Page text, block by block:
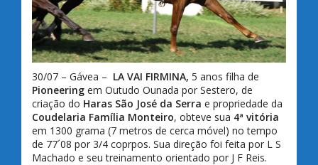
30/07 – Gávea – LA VAI FIRMINA, 5 anos filha de
Pioneering em Outudo Ounada por Sestero, de
criação do Haras São José da Serra e propriedade da
Coudelaria Família Monteiro, obteve sua 4ª vitória
em 1300 grama (7 metros de cerca móvel) no tempo
de 77´08 por 3/4 coprpos. Sua direção foi feita por L S
Machado e seu treinamento orientado por J F Reis.